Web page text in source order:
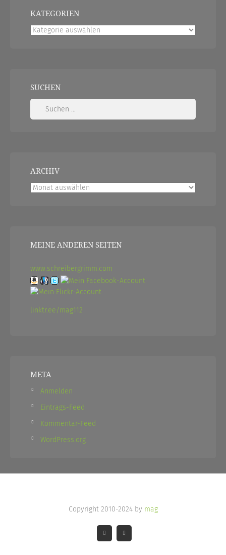
KATEGORIEN
Kategorien
SUCHEN
ARCHIV
Archiv
MEINE ANDEREN SEITEN
www.schreibergrimm.com
linktr.ee/mag112
META
Anmelden
Eintrags-Feed
Kommentar-Feed
WordPress.org
Copyright 2010-2024 by mag